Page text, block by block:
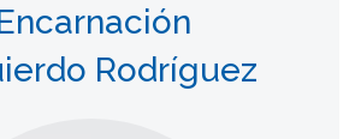
Rodríguez